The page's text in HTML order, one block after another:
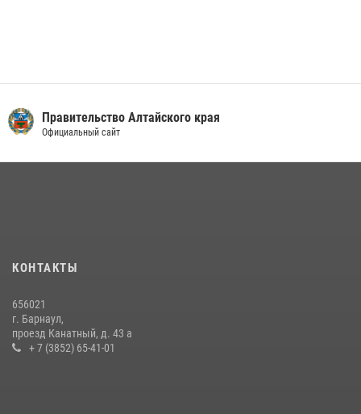
Правительство Алтайского края
Официальный сайт
КОНТАКТЫ
656021
г. Барнаул,
проезд Канатный, д. 43 а
+ 7 (3852) 65-41-01